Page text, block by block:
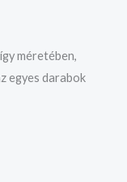
méretében,
egyes darabok